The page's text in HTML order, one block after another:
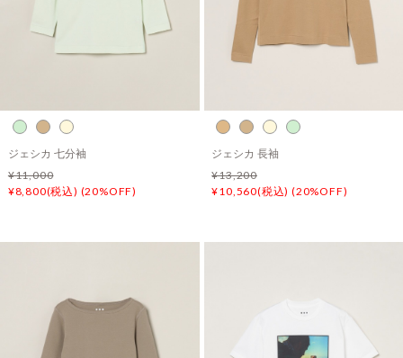
ジェシカ 七分袖
¥11,000
¥8,800(税込) (20%OFF)
ジェシカ 長袖
¥13,200
¥10,560(税込) (20%OFF)